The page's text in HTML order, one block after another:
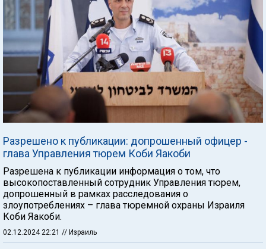
Разрешено к публикации: допрошенный офицер -
глава Управления тюрем Коби Яакоби
Разрешена к публикации информация о том, что
высокопоставленный сотрудник Управления тюрем,
допрошенный в рамках расследования о
злоупотреблениях – глава тюремной охраны Израиля
Коби Яакоби.
02.12.2024 22:21 // Израиль